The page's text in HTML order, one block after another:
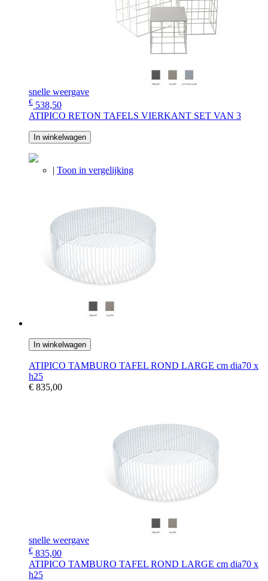
snelle weergave
€ 538,50
ATIPICO RETON TAFELS VIERKANT SET VAN 3
In winkelwagen
| Toon in vergelijking
In winkelwagen
ATIPICO TAMBURO TAFEL ROND LARGE cm dia70 x
h25
€ 835,00
snelle weergave
€ 835,00
ATIPICO TAMBURO TAFEL ROND LARGE cm dia70 x
h25